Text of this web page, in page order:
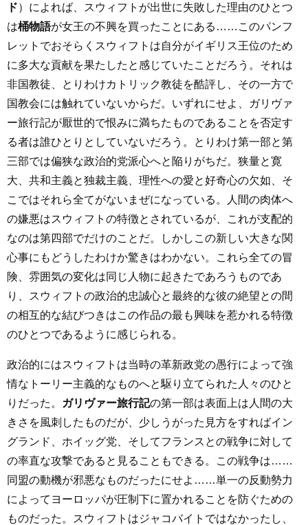
ド）によれば、スウィフトが出世に失敗した理由のひとつ
は桶物語が女王の不興を買ったことにある……このパンフ
レットでおそらくスウィフトは自分がイギリス王位のため
に多大な貢献を果たしたと感じていたことだろう。それは
非国教徒、とりわけカトリック教徒を酷評し、その一方で
国教会には触れていないからだ。いずれにせよ、ガリヴァ
ー旅行記が厭世的で恨みに満ちたものであることを否定す
る者は誰ひとりとしていないだろう。とりわけ第一部と第
三部では偏狭な政治的党派心へと陥りがちだ。狭量と寛
大、共和主義と独裁主義、理性への愛と好奇心の欠如、そ
こではそれら全てがないまぜになっている。人間の肉体へ
の嫌悪はスウィフトの特徴とされているが、これが支配的
なのは第四部でだけのことだ。しかしこの新しい大きな関
心事にもどうしたわけか驚きはわかない。これら全ての冒
険、雰囲気の変化は同じ人物に起きたであろうものであ
り、スウィフトの政治的忠誠心と最終的な彼の絶望との間
の相互的な結びつきはこの作品の最も興味を惹かれる特徴
のひとつであるように感じられる。
政治的にはスウィフトは当時の革新政党の愚行によって強
情なトーリー主義的なものへと駆り立てられた人々のひと
りだった。
ガリヴァー旅行記の第一部は表面上は人間の大
きさを風刺したものだが、少しうがった見方をすればイン
グランド、ホイッグ党、そしてフランスとの戦争に対して
の率直な攻撃であると見ることもできる。この戦争は……
同盟の動機が邪悪なものだったにせよ……単一の反動勢力
によってヨーロッパが圧制下に置かれることを防ぐための
ものだった。スウィフトはジャコバイトではなかったし、